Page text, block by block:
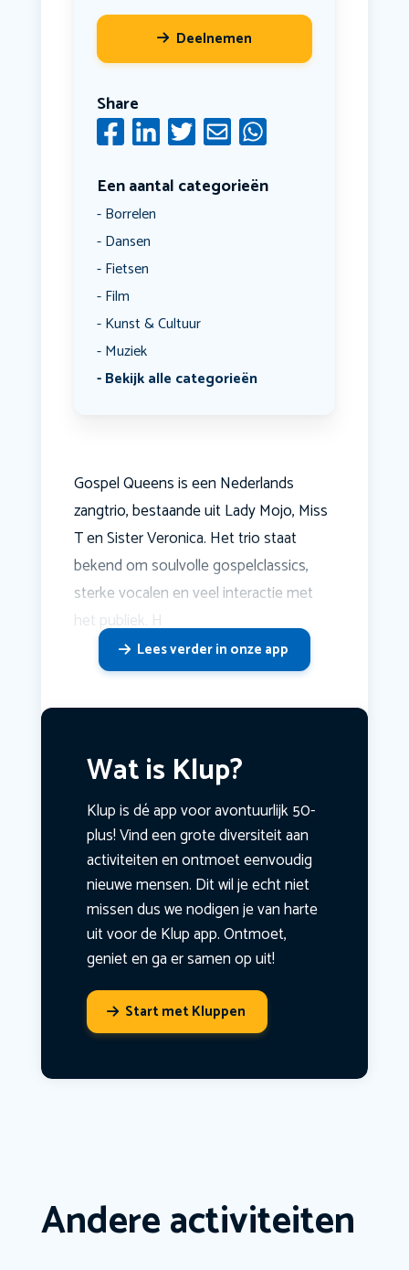
Deelnemen
Share
Een aantal categorieën
Borrelen
Dansen
Fietsen
Film
Kunst & Cultuur
Muziek
Bekijk alle categorieën
Gospel Queens is een Nederlands
zangtrio, bestaande uit Lady Mojo, Miss
T en Sister Veronica. Het trio staat
bekend om soulvolle gospelclassics,
sterke vocalen en veel interactie met
het publiek. H
Lees verder in onze app
Wat is Klup?
Klup is dé app voor avontuurlijk 50-
plus! Vind een grote diversiteit aan
activiteiten en ontmoet eenvoudig
nieuwe mensen. Dit wil je echt niet
missen dus we nodigen je van harte
uit voor de Klup app. Ontmoet,
geniet en ga er samen op uit!
Start met Kluppen
Andere activiteiten